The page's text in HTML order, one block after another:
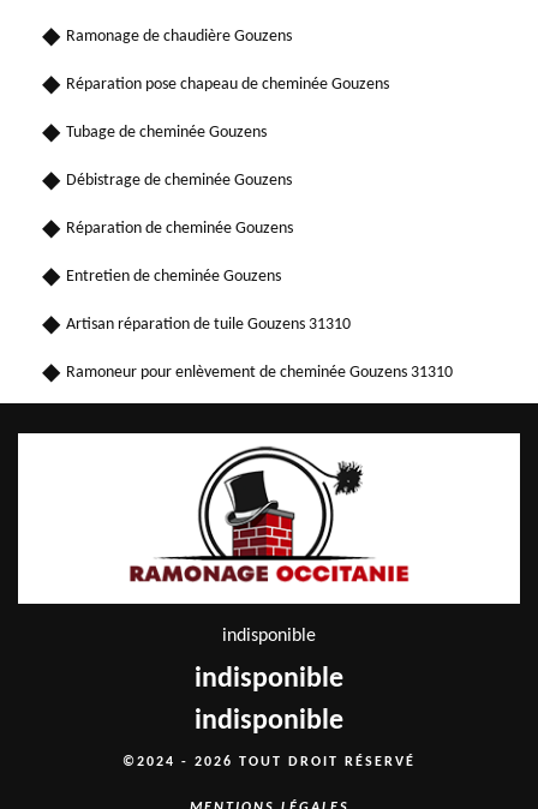
Ramonage de chaudière Gouzens
Réparation pose chapeau de cheminée Gouzens
Tubage de cheminée Gouzens
Débistrage de cheminée Gouzens
Réparation de cheminée Gouzens
Entretien de cheminée Gouzens
Artisan réparation de tuile Gouzens 31310
Ramoneur pour enlèvement de cheminée Gouzens 31310
indisponible
indisponible
indisponible
©2024 - 2026 TOUT DROIT RÉSERVÉ